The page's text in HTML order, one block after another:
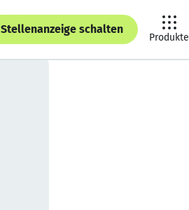
Stellenanzeige schalten
Produkte